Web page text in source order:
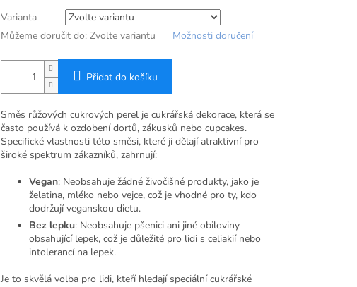
Varianta
Můžeme doručit do: Zvolte variantu Možnosti doručení
Přidat do košíku
Směs růžových cukrových perel je cukrářská dekorace, která se
často používá k ozdobení dortů, zákusků nebo cupcakes.
Specifické vlastnosti této směsi, které ji dělají atraktivní pro
široké spektrum zákazníků, zahrnují:
Vegan: Neobsahuje žádné živočišné produkty, jako je
želatina, mléko nebo vejce, což je vhodné pro ty, kdo
dodržují veganskou dietu.
Bez lepku: Neobsahuje pšenici ani jiné obiloviny
obsahující lepek, což je důležité pro lidi s celiakií nebo
intolerancí na lepek.
Je to skvělá volba pro lidi, kteří hledají speciální cukrářské